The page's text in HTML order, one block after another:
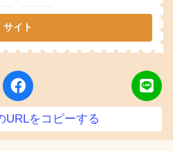
URLをコピーする